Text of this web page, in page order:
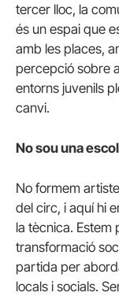
tercer lloc, la
és un espai que
amb les places,
percepció sobre
entorns juvenils
canvi.
No sou una
No formem
del circ, i aquí hi
la tècnica. Estem
transformació
partida per
locals i socials.